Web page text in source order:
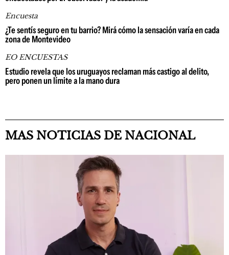
Encuesta
¿Te sentís seguro en tu barrio? Mirá cómo la sensación varía en cada
zona de Montevideo
EO ENCUESTAS
Estudio revela que los uruguayos reclaman más castigo al delito,
pero ponen un límite a la mano dura
MAS NOTICIAS DE NACIONAL